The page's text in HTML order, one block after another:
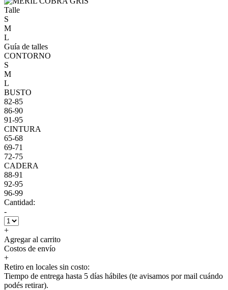
Talle
S
M
L
Guía de talles
CONTORNO
S
M
L
BUSTO
82-85
86-90
91-95
CINTURA
65-68
69-71
72-75
CADERA
88-91
92-95
96-99
Cantidad:
-
+
Agregar al carrito
Costos de envío
+
Retiro en locales sin costo:
Tiempo de entrega hasta 5 días hábiles (te avisamos por mail cuándo
podés retirar).